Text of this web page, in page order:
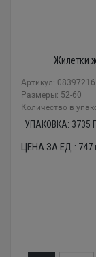
Жилетки
Артикул:
Размеры: 52-60
Количество в
УПАКОВКА: 3735
ЦЕНА ЗА ЕД.: 747